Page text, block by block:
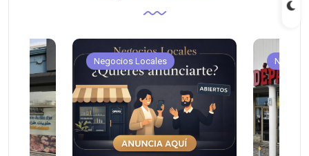
Negocios Locales